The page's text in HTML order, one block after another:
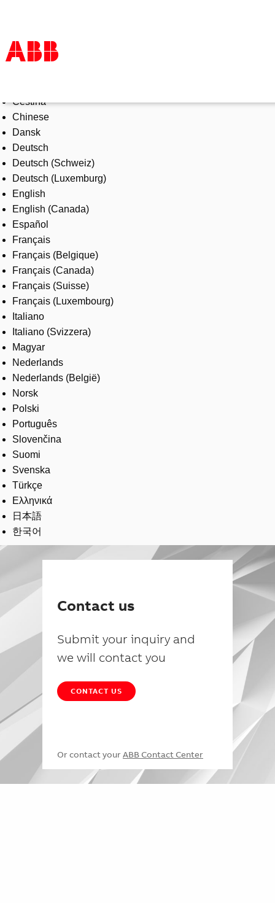
Products & Solutions
Industries
Services
About us
Where to buy
Contact us
Careers
Čeština
Chinese
Dansk
Deutsch
Deutsch (Schweiz)
Deutsch (Luxemburg)
English
English (Canada)
Español
Français
Français (Belgique)
Français (Canada)
Français (Suisse)
Français (Luxembourg)
Italiano
Italiano (Svizzera)
Magyar
Nederlands
Nederlands (België)
Norsk
Polski
Português
Slovenčina
Suomi
Svenska
Türkçe
Ελληνικά
日本語
한국어
Contact us
Submit your inquiry and
we will contact you
CONTACT US
Or contact your ABB Contact Center